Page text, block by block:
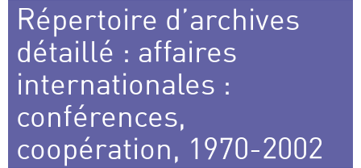
Répertoire d’archives
détaillé : affaires
internationales :
conférences,
coopération, 1970-2002